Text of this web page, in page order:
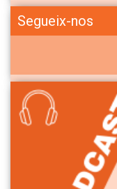
Segueix-nos